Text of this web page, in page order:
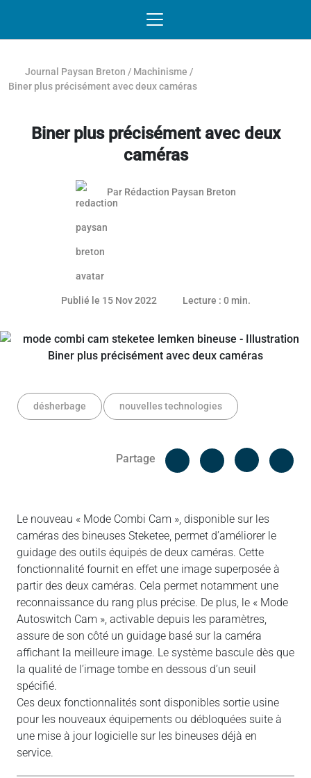
Journal Paysan Breton / Machinisme /
Biner plus précisément avec deux caméras
Biner plus précisément avec deux
caméras
Par Rédaction Paysan Breton
Publié le 15 Nov 202226 mai 2023Lecture : 0 min.
désherbage nouvelles technologies
Partage
Facebook
Le nouveau « Mode Combi Cam », disponible sur les
caméras des bineuses Steketee, permet d’améliorer le
guidage des outils équipés de deux caméras. Cette
fonctionnalité fournit en effet une image superposée à
partir des deux caméras. Cela permet notamment une
reconnaissance du rang plus précise. De plus, le « Mode
Autoswitch Cam », activable depuis les paramètres,
assure de son côté un guidage basé sur la caméra
affichant la meilleure image. Le système bascule dès que
la qualité de l’image tombe en dessous d’un seuil
spécifié.
Ces deux fonctionnalités sont disponibles sortie usine
pour les nouveaux équipements ou débloquées suite à
une mise à jour logicielle sur les bineuses déjà en
service.